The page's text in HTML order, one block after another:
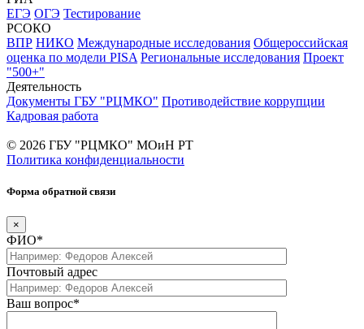
ЕГЭ ОГЭ Тестирование
РСОКО
ВПР НИКО Международные исследования Общероссийская
оценка по модели PISA Региональные исследования Проект
"500+"
Деятельность
Документы ГБУ "РЦМКО" Противодействие коррупции
Кадровая работа
© 2026 ГБУ "РЦМКО" МОиН РТ
Политика конфиденциальности
Форма обратной связи
×
ФИО*
Почтовый адрес
Ваш вопрос*